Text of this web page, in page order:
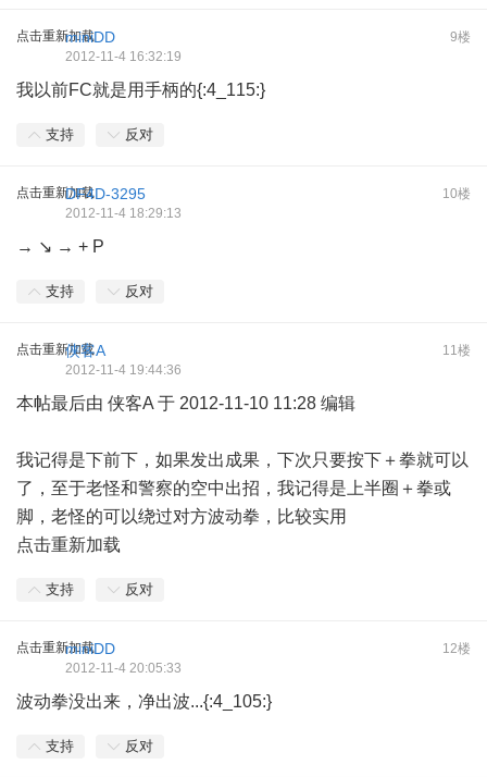
点击重新加载 9楼
miniDD
2012-11-4 16:32:19
我以前FC就是用手柄的{:4_115:}
支持 反对
点击重新加载 10楼
DF4D-3295
2012-11-4 18:29:13
→ ↘ → + P
支持 反对
点击重新加载 11楼
侠客A
2012-11-4 19:44:36
本帖最后由 侠客A 于 2012-11-10 11:28 编辑
我记得是下前下，如果发出成果，下次只要按下＋拳就可以
了，至于老怪和警察的空中出招，我记得是上半圈＋拳或
脚，老怪的可以绕过对方波动拳，比较实用
点击重新加载
支持 反对
点击重新加载 12楼
miniDD
2012-11-4 20:05:33
波动拳没出来，净出波...{:4_105:}
支持 反对